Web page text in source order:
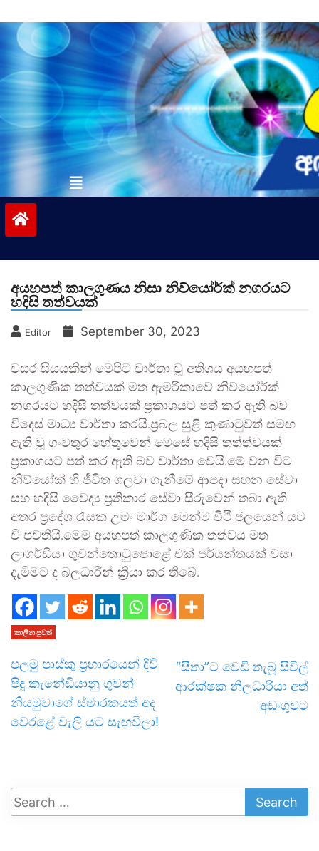
to
contentvinivida.lk
අයහපත් කාලගුණය නිසා නිව්යෝර්ක් නගරයට
හදිසි තත්වයක්
Editor September 30, 2023
වසර සියයකින් මෙපිට වාර්තා වූ අතිශය අයහපත්
කාලගුණික තත්වයක් මත ඇමරිකාවේ නිව්යෝර්ක්
නගරයට හදිසි තත්වයක් ප්‍රකාශයට පත් කර ඇති බව
විදෙස් මාධ්‍ය වාර්තා කරයි.ප්‍රබල සුළි කුණාටුවත් සමඟ
ඇති වූ ගංවතුර හේතුවෙන් මෙසේ හදිසි තත්ත්වයක්
ප්‍රකාශයට පත් කර ඇති බව වාර්තා වෙයි.මේ වන විට
නිව්යෝක් හි ජීවිත ගලවා ගැනීමේ ආපදා සහන සේවා
සහ හදිසි වෛද්‍ය ප්‍රතිකාර සේවා සීරුවෙන් තබා ඇති
අතර ප්‍රදේශ රැසක උමං මාර්ග මෙන්ම වීථි ජලයෙන් යට
වී පවතියි.මෙම අයහපත් කාලගුණික තත්වය මත
ලාගර්ඩියා ගුවන්තොටුපොළේ එක් පර්යන්තයක් වසා
දැමීමට ද බලධාරීන් ක්‍රියා කර තිබේ.
කාලීන පුවත්
පලමු පාස්කු ප්‍රහාරයෙන් දිවි
පිදූ කැනේඩියානු ගුවන්
නියමුවාගේ ස්මාරකයත් අද
වෙරළේ වැලි යට සැඟවිලා!
“සීතා”ට වෙඩි තැබූ සිවිල්
ආරක්ෂක නිලධාරියා අත්
අඩංගුවට